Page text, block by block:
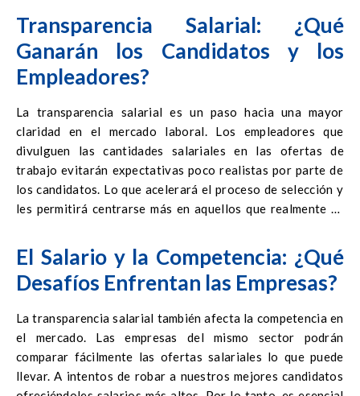
para los reclutadores si el salario no cumple con las
expectativas de ambas partes.
Transparencia Salarial: ¿Qué
Ganarán los Candidatos y los
Empleadores?
La transparencia salarial es un paso hacia una mayor
claridad en el mercado laboral. Los empleadores que
divulguen las cantidades salariales en las ofertas de
trabajo evitarán expectativas poco realistas por parte de
los candidatos. Lo que acelerará el proceso de selección y
les permitirá centrarse más en aquellos que realmente se
tendrán que invertir su tiempo en procesos de contratación
que finalmente fracasan debido a un salario
insatisfactorio.
El Salario y la Competencia: ¿Qué
Desafíos Enfrentan las Empresas?
La transparencia salarial también afecta la competencia en
el mercado. Las empresas del mismo sector podrán
comparar fácilmente las ofertas salariales lo que puede
llevar. A intentos de robar a nuestros mejores candidatos